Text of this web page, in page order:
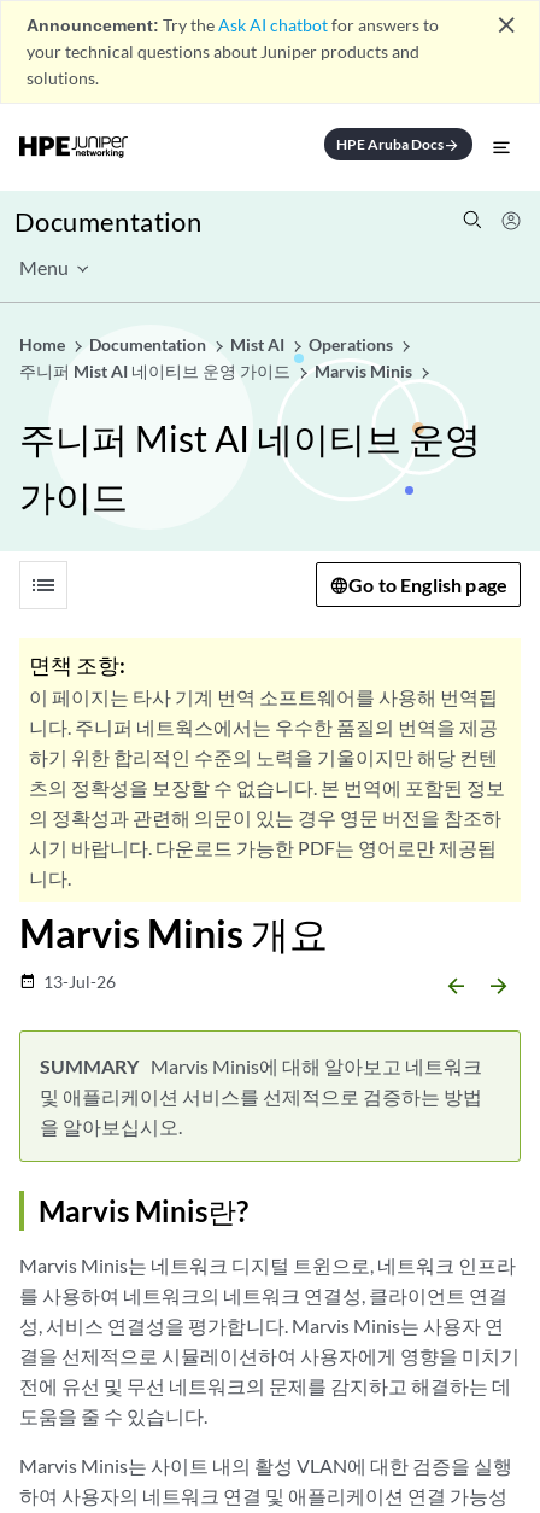
Announcement: Try theAsk AI chatbotfor answers to
your technical questions about Juniper products and
solutions.
close
HPE Aruba Docsarrow_forward
Documentation
Menu
Home Documentation Mist AI
Operations
주니퍼 Mist AI 네이티브 운영 가이드
Marvis Minis
주니퍼 Mist AI 네이티브 운영
가이드
list Go to English page
면책 조항:
이 페이지는 타사 기계 번역 소프트웨어를 사용해 번역됩
니다. 주니퍼 네트웍스에서는 우수한 품질의 번역을 제공
하기 위한 합리적인 수준의 노력을 기울이지만 해당 컨텐
츠의 정확성을 보장할 수 없습니다. 본 번역에 포함된 정보
의 정확성과 관련해 의문이 있는 경우 영문 버전을 참조하
시기 바랍니다. 다운로드 가능한 PDF는 영어로만 제공됩
니다.
Marvis Minis 개요
date_range 13-Jul-26 arrow_backward arrow_forward
Marvis Minis에 대해 알아보고 네트워크
및 애플리케이션 서비스를 선제적으로 검증하는 방법
을 알아보십시오.
Marvis Minis란?
Marvis Minis는 네트워크 디지털 트윈으로, 네트워크 인프라
를 사용하여 네트워크의 네트워크 연결성, 클라이언트 연결
성, 서비스 연결성을 평가합니다. Marvis Minis는 사용자 연
결을 선제적으로 시뮬레이션하여 사용자에게 영향을 미치기
전에 유선 및 무선 네트워크의 문제를 감지하고 해결하는 데
도움을 줄 수 있습니다.
Marvis Minis는 사이트 내의 활성 VLAN에 대한 검증을 실행
하여 사용자의 네트워크 연결 및 애플리케이션 연결 가능성